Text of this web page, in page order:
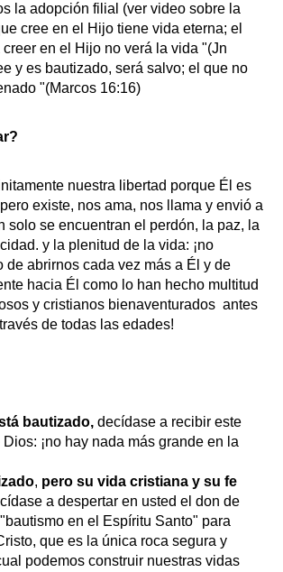
la adopción filial (ver video sobre la
cree en el Hijo tiene vida eterna; el
en el Hijo no verá la vida "(Jn
y es bautizado, será salvo; el que no
"(Marcos 16:16)
nuestra libertad porque Él es
existe, nos ama, nos llama y envió a
solo se encuentran el perdón, la paz, la
y la plenitud de la vida: ¡no
de abrirnos cada vez más a Él y de
hacia Él como lo han hecho multitud
y cristianos bienaventurados antes
de todas las edades!
bautizado, decídase a recibir este
¡no hay nada más grande en la
, pero su vida cristiana y su fe
a despertar en usted el don de
en el Espíritu Santo" para
que es la única roca segura y
podemos construir nuestras vidas